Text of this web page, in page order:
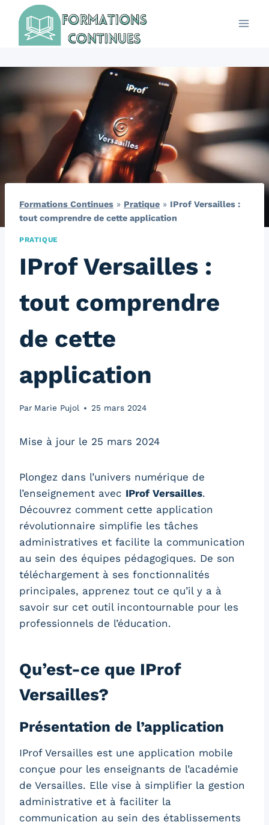
contenu
Formations Continues » Pratique » IProf Versailles :
tout comprendre de cette application
PRATIQUE
IProf Versailles :
tout comprendre
de cette
application
Par Marie Pujol 25 mars 2024
Mise à jour le 25 mars 2024
Plongez dans l’univers numérique de
l’enseignement avec IProf Versailles.
Découvrez comment cette application
révolutionnaire simplifie les tâches
administratives et facilite la communication
au sein des équipes pédagogiques. De son
téléchargement à ses fonctionnalités
principales, apprenez tout ce qu’il y a à
savoir sur cet outil incontournable pour les
professionnels de l’éducation.
Qu’est-ce que IProf
Versailles?
Présentation de l’application
IProf Versailles est une application mobile
conçue pour les enseignants de l’académie
de Versailles. Elle vise à simplifier la gestion
administrative et à faciliter la
communication au sein des établissements